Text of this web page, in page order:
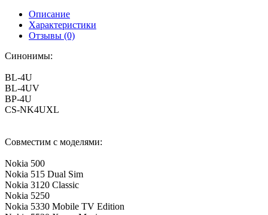
Описание
Характеристики
Отзывы (0)
Синонимы:
BL-4U
BL-4UV
BP-4U
CS-NK4UXL
Совместим с моделями:
Nokia 500
Nokia 515 Dual Sim
Nokia 3120 Classic
Nokia 5250
Nokia 5330 Mobile TV Edition